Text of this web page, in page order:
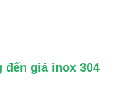
đến giá inox 304